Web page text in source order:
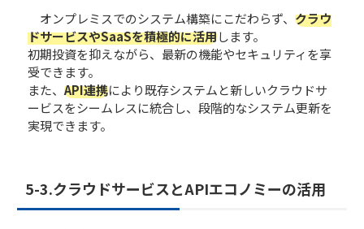
オンプレミスでのシステム構築にこだわらず、 クラウ
ドサービスやSaaSを積極的に活用します。
初期投資を抑えながら、最新の機能やセキュリティを享
受できます。
また、 API連携により既存システムと新しいクラウドサ
ービスをシームレスに統合し、段階的なシステム更新を
実現できます。
5-3.クラウドサービスとAPIエコノミーの活用